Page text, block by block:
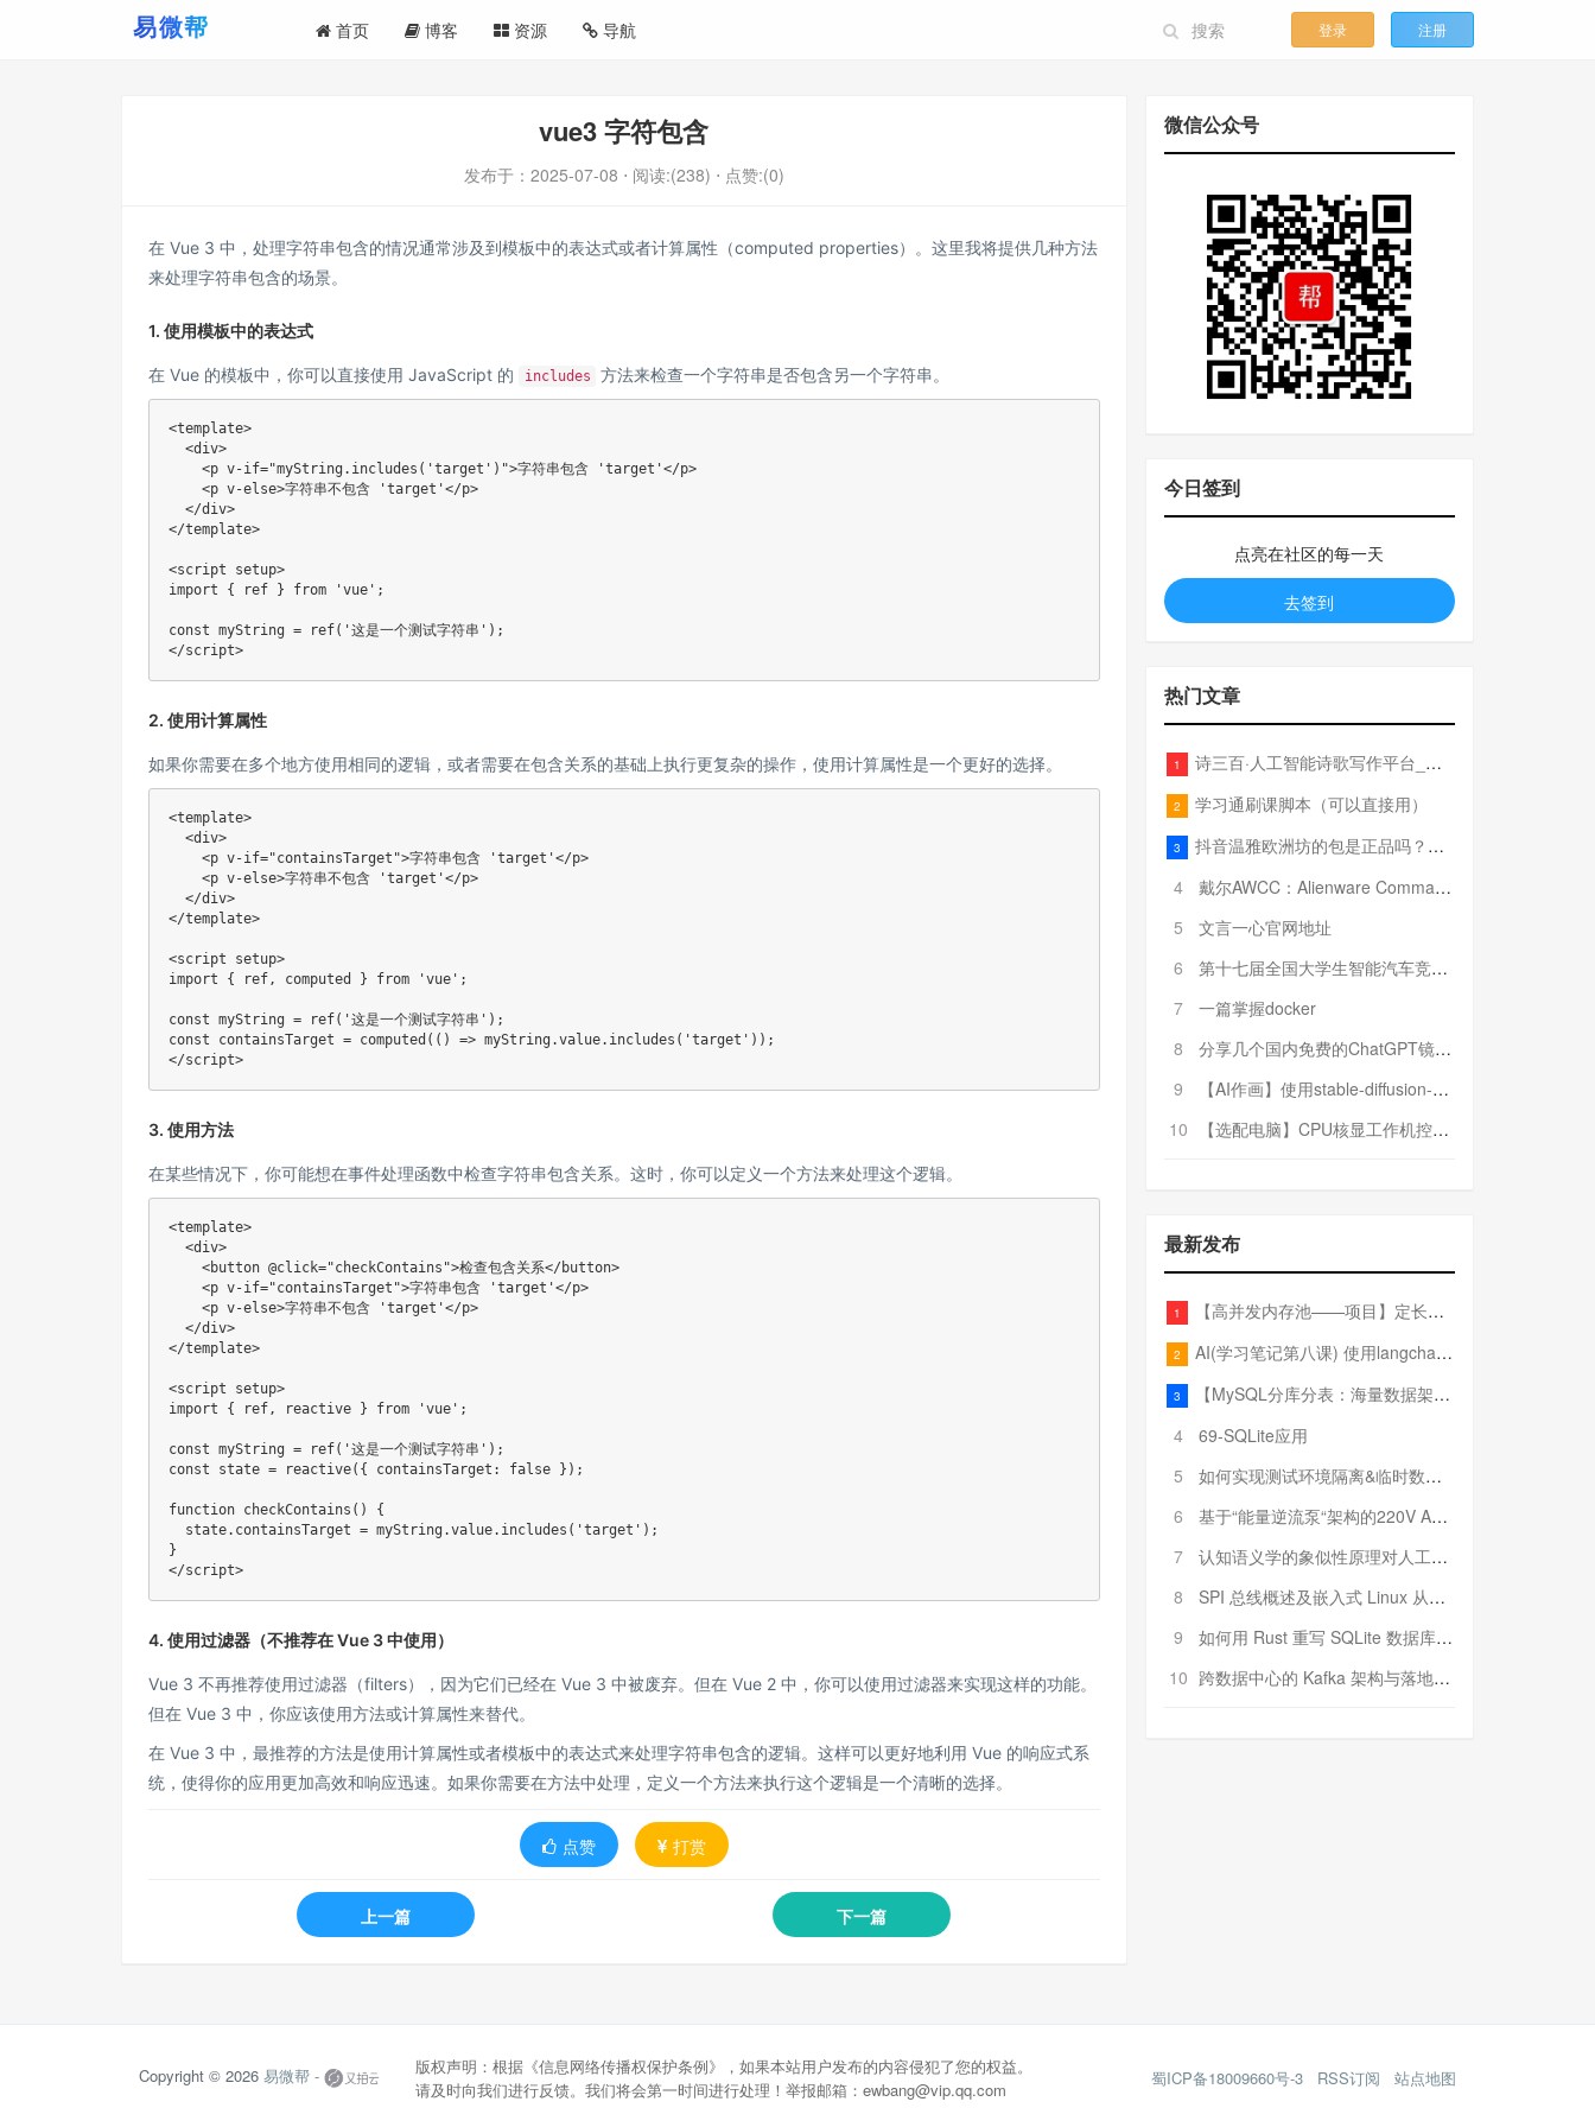
首页 博客 资源 导航 登录 注册
vue3 字符包含
发布于： 2025-07-08 ⋅ 阅读:(238) ⋅ 点赞:(0)
在 Vue 3 中，处理字符串包含的情况通常涉及到模板中的表达式或者计算属性（computed properties）。这里我将提供几种方法
来处理字符串包含的场景。
1. 使用模板中的表达式
在 Vue 的模板中，你可以直接使用 JavaScript 的 includes 方法来检查一个字符串是否包含另一个字符串。
<template>
  <div>
    <p v-if="myString.includes('target')">字符串包含 'target'</p>
    <p v-else>字符串不包含 'target'</p>
  </div>
</template>
<script setup>
import { ref } from 'vue';
const myString = ref('这是一个测试字符串');
</script>
2. 使用计算属性
如果你需要在多个地方使用相同的逻辑，或者需要在包含关系的基础上执行更复杂的操作，使用计算属性是一个更好的选择。
<template>
  <div>
    <p v-if="containsTarget">字符串包含 'target'</p>
    <p v-else>字符串不包含 'target'</p>
  </div>
</template>
<script setup>
import { ref, computed } from 'vue';
const myString = ref('这是一个测试字符串');
const containsTarget = computed(() => myString.value.includes('target'));
</script>
3. 使用方法
在某些情况下，你可能想在事件处理函数中检查字符串包含关系。这时，你可以定义一个方法来处理这个逻辑。
<template>
  <div>
    <button @click="checkContains">检查包含关系</button>
    <p v-if="containsTarget">字符串包含 'target'</p>
    <p v-else>字符串不包含 'target'</p>
  </div>
</template>
<script setup>
import { ref, reactive } from 'vue';
const myString = ref('这是一个测试字符串');
const state = reactive({ containsTarget: false });
function checkContains() {
  state.containsTarget = myString.value.includes('target');
}
</script>
4. 使用过滤器（不推荐在 Vue 3 中使用）
Vue 3 不再推荐使用过滤器（filters），因为它们已经在 Vue 3 中被废弃。但在 Vue 2 中，你可以使用过滤器来实现这样的功能。
但在 Vue 3 中，你应该使用方法或计算属性来替代。
在 Vue 3 中，最推荐的方法是使用计算属性或者模板中的表达式来处理字符串包含的逻辑。这样可以更好地利用 Vue 的响应式系
统，使得你的应用更加高效和响应迅速。如果你需要在方法中处理，定义一个方法来执行这个逻辑是一个清晰的选择。
点赞 打赏
上一篇 下一篇
微信公众号
今日签到
点亮在社区的每一天
去签到
热门文章
1 诗三百·人工智能诗歌写作平台_在线作诗机_藏头诗生成器_电脑对联_姓名作诗
2 学习通刷课脚本（可以直接用）
3
抖音温雅欧洲坊的包是正品吗？温雅卖的包为啥那么便宜？
4
戴尔AWCC：Alienware Command Center 故障排除方法，里面附有超全详解呦，快来快来，欢迎观看~
5
文言一心官网地址
6
第十七届全国大学生智能汽车竞赛全国总决赛参赛队伍奖项公告
7
一篇掌握docker
8
分享几个国内免费的ChatGPT镜像网址(亲测有效-4月25日更新)
9
【AI作画】使用stable-diffusion-webui搭建AI作画平台
10
【选配电脑】CPU核显工作机控制预算5000
最新发布
1 【高并发内存池——项目】定长内存池——开胃小菜
2 AI(学习笔记第八课) 使用langchain的embedding models
3
【MySQL分库分表：海量数据架构的终极解决方案】
4
69-SQLite应用
5
如何实现测试环境隔离&临时数据库（pytest+SQLite）
6
基于“能量逆流泵“架构的220V AC至20V DC 300W高效电源设计
7
认知语义学的象似性原理对人工智能自然语言处理深层语义分析的影响与启示
8
SPI 总线概述及嵌入式 Linux 从属 SPI 设备驱动程序开发（第二部分，实践）
9
如何用 Rust 重写 SQLite 数据库（二）:是否有市场空间？
10 跨数据中心的 Kafka 架构与落地实战
Copyright © 2026 易微帮 -
版权声明：根据《信息网络传播权保护条例》，如果本站用户发布的内容侵犯了您的权益。
请及时向我们进行反馈。我们将会第一时间进行处理！举报邮箱：ewbang@vip.qq.com
蜀ICP备18009660号-3 RSS订阅 站点地图